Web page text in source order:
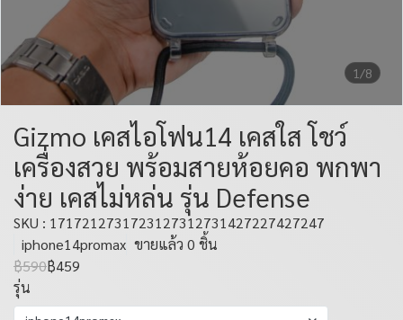
1/8
Gizmo เคสไอโฟน14 เคสใส โชว์
เครื่องสวย พร้อมสายห้อยคอ พกพา
ง่าย เคสไม่หล่น รุ่น Defense
SKU : 1717212731723127312731427227427247
iphone14promax ขายแล้ว 0 ชิ้น
฿590฿459
รุ่น